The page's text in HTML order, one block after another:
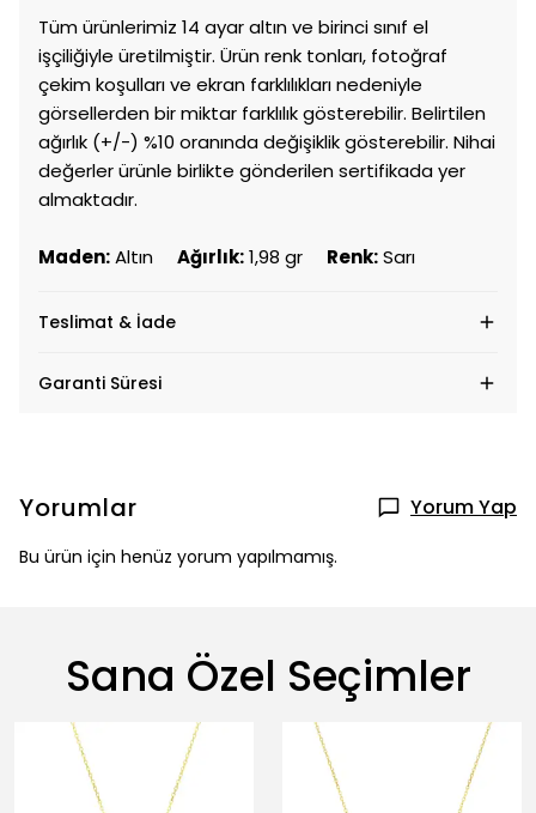
Tüm ürünlerimiz 14 ayar altın ve birinci sınıf el
işçiliğiyle üretilmiştir. Ürün renk tonları, fotoğraf
çekim koşulları ve ekran farklılıkları nedeniyle
görsellerden bir miktar farklılık gösterebilir. Belirtilen
ağırlık (+/-) %10 oranında değişiklik gösterebilir. Nihai
değerler ürünle birlikte gönderilen sertifikada yer
almaktadır.
Maden:Altın Ağırlık:1,98 gr Renk:Sarı
Teslimat & İade
Garanti Süresi
Yorumlar Yorum Yap
Bu ürün için henüz yorum yapılmamış.
Sana Özel Seçimler